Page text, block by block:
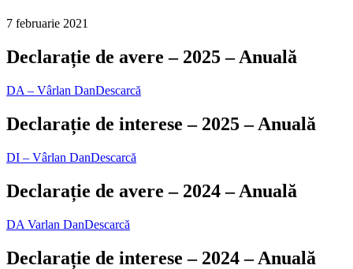
7 februarie 2021
Declarație de avere – 2025 – Anuală
DA – Vârlan DanDescarcă
Declarație de interese – 2025 – Anuală
DI – Vârlan DanDescarcă
Declarație de avere – 2024 – Anuală
DA Varlan DanDescarcă
Declarație de interese – 2024 – Anuală